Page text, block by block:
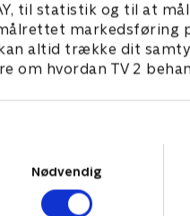
til statistik og til at
markedsføring
altid trække dit
om hvordan TV 2
Nødvendig